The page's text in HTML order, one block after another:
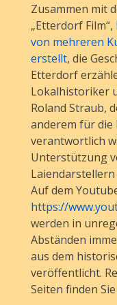
Zusammen mit
„Etterdorf Film“,
von mehreren
erstellt, die
Etterdorf
Lokalhistoriker
Roland Straub,
anderem für
verantwortlich
Unterstützung
Auf dem
https://
werden in
Abständen
aus dem
veröffentlicht.
Seiten finden